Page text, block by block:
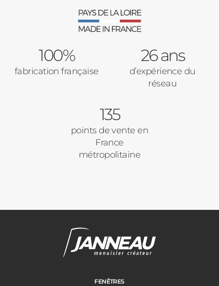
100%
fabrication française
26 ans
d’expérience du
réseau
135
points de vente en
France
métropolitaine
FENÊTRES